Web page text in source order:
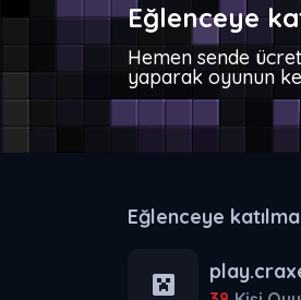
Eğlenceye
Hemen sende
yaparak oyunun
Eğlenceye